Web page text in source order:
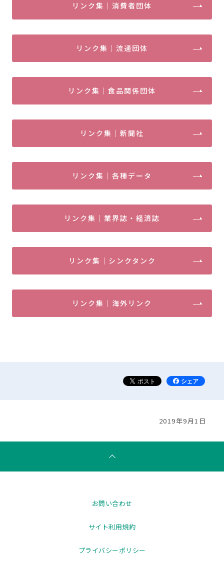
リンク集｜消費者団体
リンク集｜流通団体
リンク集｜食品関係団体
リンク集｜新聞社
リンク集｜各種データ
リンク集｜業界誌・経済誌
リンク集｜シンクタンク
リンク集｜海外リンク
2019年9月1日
お問い合わせ
サイト利用規約
プライバシーポリシー